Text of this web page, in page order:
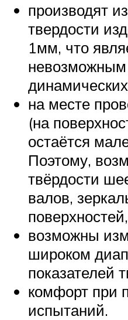
производят
твердости
1мм, что
на месте
(на
остаётся
Поэтому,
твёрдости
валов,
возможны
широком
показателей
комфорт при
испытаний.